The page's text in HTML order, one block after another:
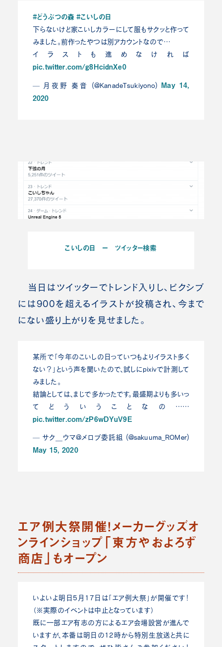
#どうぶつの森 #こいしの日
下らないけど家こいしカラーにして服もサクッと作って
みました。前作ったやつは別アカウントなので…
イラストも進めなければ
pic.twitter.com/g8HcidnXe0
— 月夜野 奏音 (@KanadeTsukiyono) May 14,
2020
こいしの日 ー ツイッター検索
当日はツイッターでトレンド入りし、ピクシブ
には900を超えるイラストが投稿され、今まで
にない盛り上がりを見せました。
某所で「今年のこいしの日っていつもよりイラスト多く
ない？」という声を聞いたので、試しにpixivで計測して
みました。
結論としては、まじで多かったです。最盛期よりも多いっ
てどういうことなの……
pic.twitter.com/zP6wDYuV9E
— サク＿ウマ@メロブ委託組 (@sakuuma_ROMer)
May 15, 2020
エア例大祭開催！メーカーグッズオ
ンラインショップ「東方やおよろず
商店」もオープン
いよいよ明日5月17日は「エア例大祭」が開催です！
（※実際のイベントは中止となっています）
既に一部エア有志の方によるエア会場設営が進んで
いますが、本番は明日の12時から特別生放送と共に